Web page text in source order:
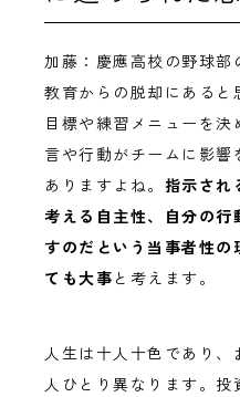
加藤：慶應高校の野球
教育からの脱却にあると
目標や練習メニューを
言や行動がチームに影
ありますよね。 指示され
考える自主性、自分の
すのだという当事者性の
ても大事 と考えます。
人生は十人十色であり
人ひとり異なります。